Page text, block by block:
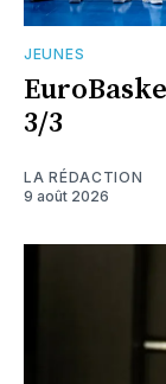
JEUNES
3/3
LA RÉDACTION
9 août 2026